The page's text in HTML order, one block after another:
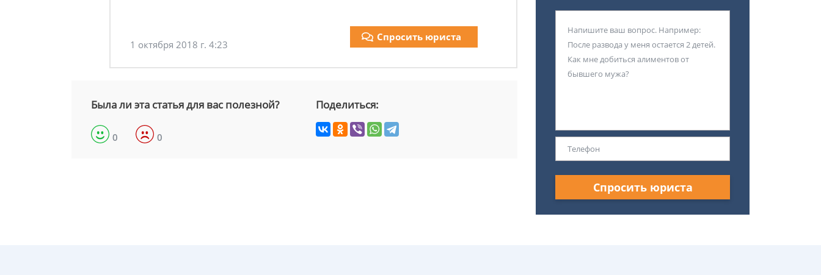
1 октября 2018 г. 4:23
Спросить юриста
Была ли эта статья для вас полезной?
0 0
Поделиться:
Спросить юриста